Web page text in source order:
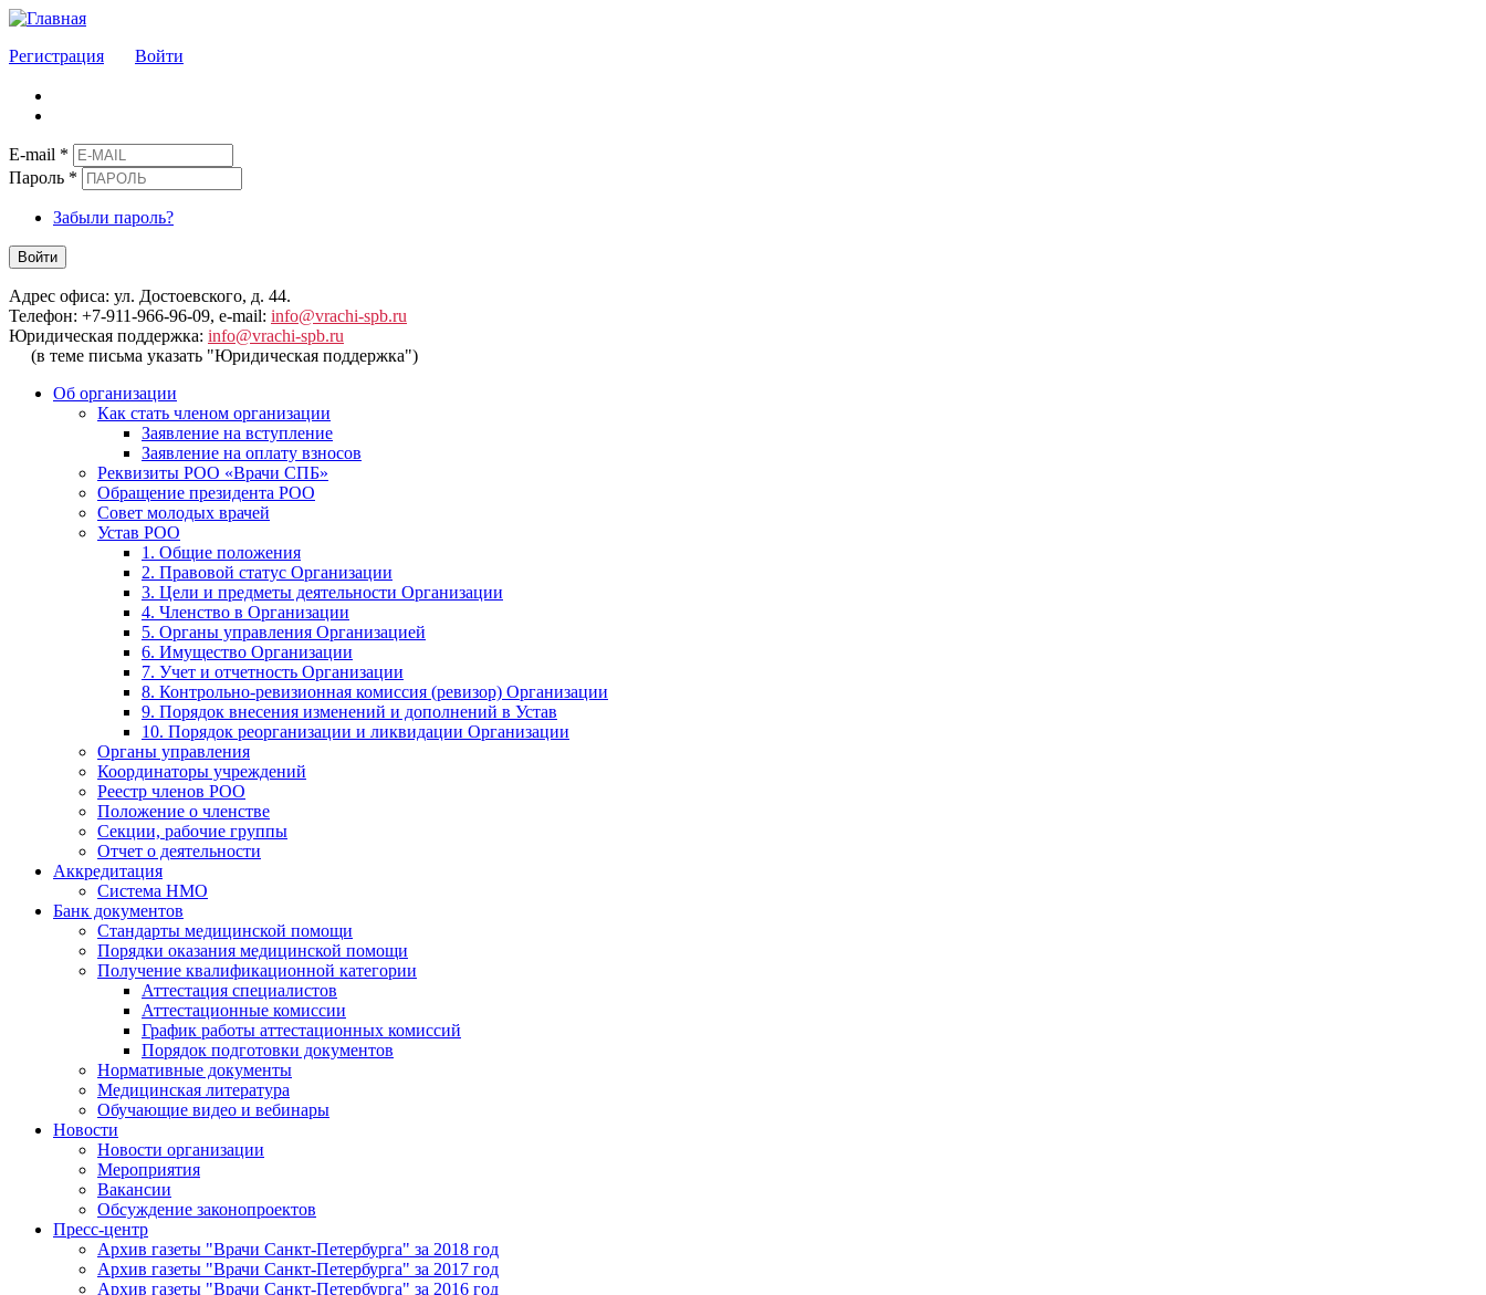
Регистрация Войти
E-mail *
Пароль *
Забыли пароль?
Войти
Адрес офиса: ул. Достоевского, д. 44.
Телефон: +7-911-966-96-09, e-mail: info@vrachi-spb.ru
Юридическая поддержка: info@vrachi-spb.ru
(в теме письма указать "Юридическая поддержка")
Об организации
Как стать членом организации
Заявление на вступление
Заявление на оплату взносов
Реквизиты РОО «Врачи СПБ»
Обращение президента РОО
Совет молодых врачей
Устав РОО
1. Общие положения
2. Правовой статус Организации
3. Цели и предметы деятельности Организации
4. Членство в Организации
5. Органы управления Организацией
6. Имущество Организации
7. Учет и отчетность Организации
8. Контрольно-ревизионная комиссия (ревизор) Организации
9. Порядок внесения изменений и дополнений в Устав
10. Порядок реорганизации и ликвидации Организации
Органы управления
Координаторы учреждений
Реестр членов РОО
Положение о членстве
Секции, рабочие группы
Отчет о деятельности
Аккредитация
Система НМО
Банк документов
Стандарты медицинской помощи
Порядки оказания медицинской помощи
Получение квалификационной категории
Аттестация специалистов
Аттестационные комиссии
График работы аттестационных комиссий
Порядок подготовки документов
Нормативные документы
Медицинская литература
Обучающие видео и вебинары
Новости
Новости организации
Мероприятия
Вакансии
Обсуждение законопроектов
Пресс-центр
Архив газеты "Врачи Санкт-Петербурга" за 2018 год
Архив газеты "Врачи Санкт-Петербурга" за 2017 год
Архив газеты "Врачи Санкт-Петербурга" за 2016 год